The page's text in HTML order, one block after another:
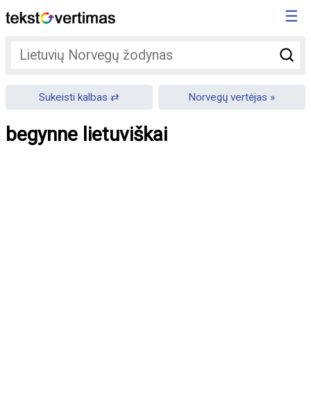
☰
Sukeisti kalbas Norvegų vertėjas
begynne lietuviškai